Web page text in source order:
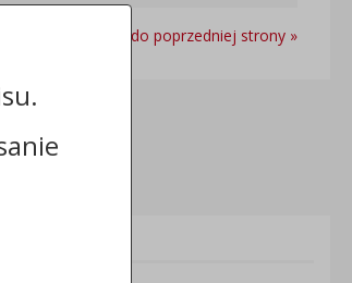
Powrót do poprzedniej strony »